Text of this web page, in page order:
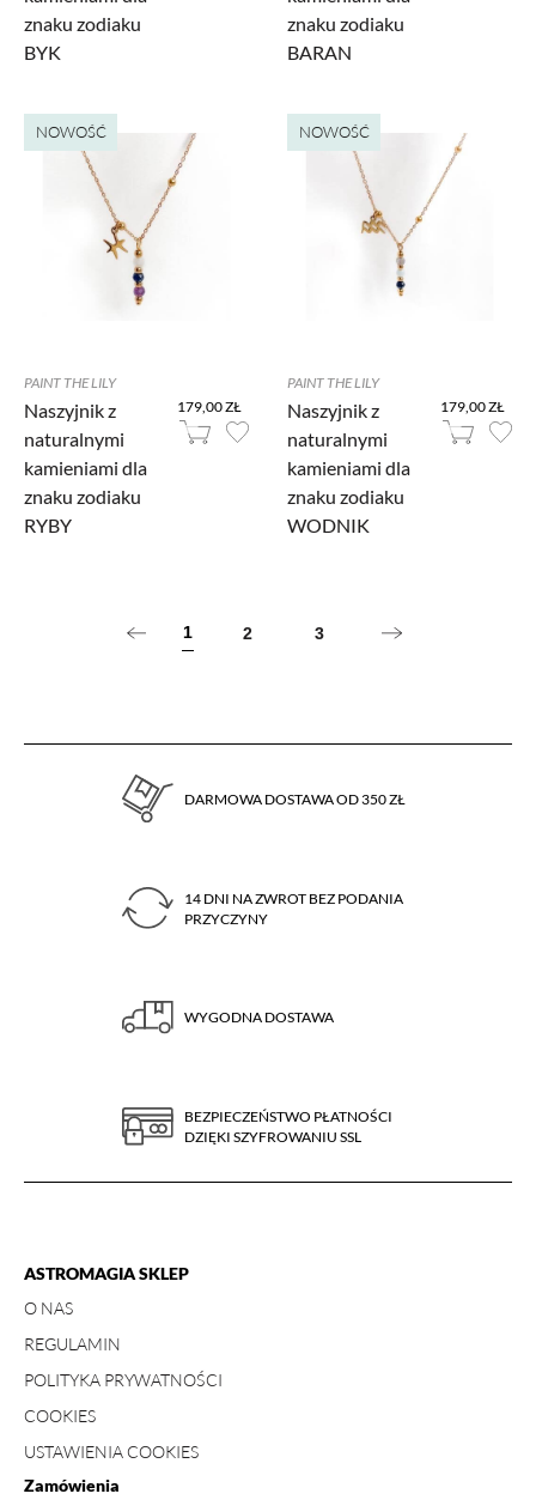
znaku zodiaku
BYK
znaku zodiaku
BARAN
NOWOŚĆ
PAINT THE LILY
Naszyjnik z
naturalnymi
kamieniami dla
znaku zodiaku
RYBY
179,00 ZŁ
NOWOŚĆ
PAINT THE LILY
Naszyjnik z
naturalnymi
kamieniami dla
znaku zodiaku
WODNIK
179,00 ZŁ
1 2 3
DARMOWA DOSTAWA OD 350 ZŁ
14 DNI NA ZWROT BEZ PODANIA
PRZYCZYNY
WYGODNA DOSTAWA
BEZPIECZEŃSTWO PŁATNOŚCI
DZIĘKI SZYFROWANIU SSL
ASTROMAGIA SKLEP
O NAS
REGULAMIN
POLITYKA PRYWATNOŚCI
COOKIES
USTAWIENIA COOKIES
Zamówienia